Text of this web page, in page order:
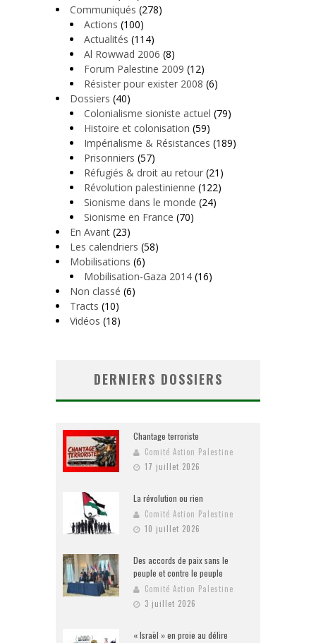
Communiqués (278)
Actions (100)
Actualités (114)
Al Rowwad 2006 (8)
Forum Palestine 2009 (12)
Résister pour exister 2008 (6)
Dossiers (40)
Colonialisme sioniste actuel (79)
Histoire et colonisation (59)
Impérialisme & Résistances (189)
Prisonniers (57)
Réfugiés & droit au retour (21)
Révolution palestinienne (122)
Sionisme dans le monde (24)
Sionisme en France (70)
En Avant (23)
Les calendriers (58)
Mobilisations (6)
Mobilisation-Gaza 2014 (16)
Non classé (6)
Tracts (10)
Vidéos (18)
DERNIERS DOSSIERS
Chantage terroriste
Comité Action Palestine
17 juillet 2026
La révolution ou rien
Comité Action Palestine
10 juillet 2026
Des accords de paix sans le
peuple et contre le peuple
Comité Action Palestine
3 juillet 2026
« Israël » en proie au délire